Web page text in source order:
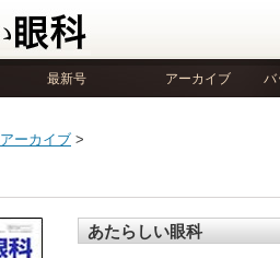
最新号 アーカイブ バ
アーカイブ >
あたらしい眼科